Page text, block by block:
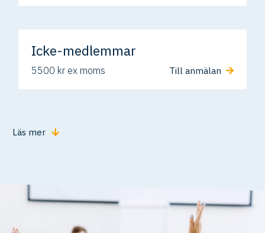
Icke-medlemmar
5500 kr ex moms Till anmälan
Läs mer